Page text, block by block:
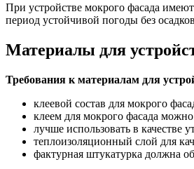
При устройстве мокрого фасада
период устойчивой погоды без
Материалы для
Требования к материалам для
клеевой состав для мокрого
клеем для мокрого фасада
лучше использовать в качестве
теплоизоляционный слой для
фактурная штукатурка должна